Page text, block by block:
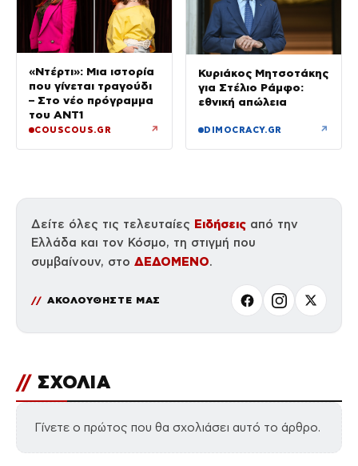
«Ντέρτι»: Μια ιστορία
που γίνεται τραγούδι
– Στο νέο πρόγραμμα
του ΑΝΤ1
COUSCOUS.GR ↗
Κυριάκος Μητσοτάκης
για Στέλιο Ράμφο:
εθνική απώλεια
DIMOCRACY.GR ↗
Δείτε όλες τις τελευταίες Ειδήσεις από την
Ελλάδα και τον Κόσμο, τη στιγμή που
συμβαίνουν, στο ΔΕΔΟΜΕΝΟ.
ΑΚΟΛΟΥΘΗΣΤΕ ΜΑΣ
// ΣΧΟΛΙΑ
Γίνετε ο πρώτος που θα σχολιάσει αυτό το άρθρο.